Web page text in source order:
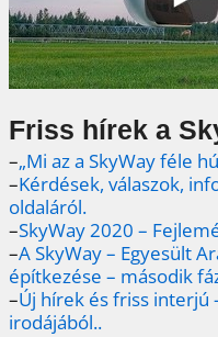
Friss hírek a
–„Mi az a SkyWay féle
–Kérdések, válaszok,
oldaláról.
–SkyWay 2020 –
–A SkyWay – Egyesült
építkezése – második
–Új hírek és friss interjú
irodájából..